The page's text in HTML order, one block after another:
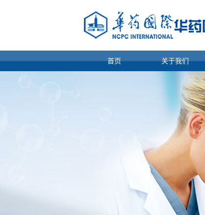
首页 关于我们
公司概况
规划愿景
组织体系
企业管理
薪酬待遇
重要人事变动
重大事项